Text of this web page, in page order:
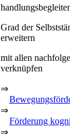
Grad der
erweitern
mit allen
verknüpfen
⇒
⇒
Förderung
⇒